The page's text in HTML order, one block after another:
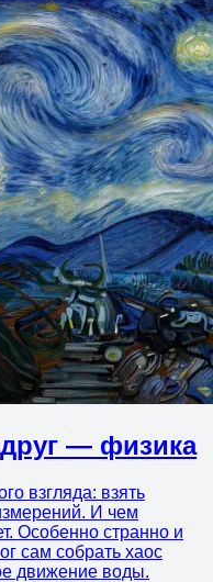
— физика
взгляда: взять
И чем
Особенно странно и
сам собрать хаос
движение воды.